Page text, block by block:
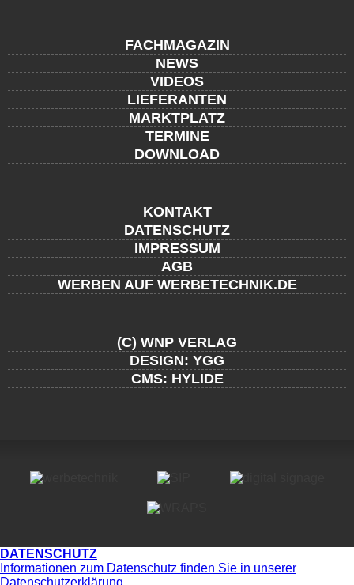
FACHMAGAZIN
NEWS
VIDEOS
LIEFERANTEN
MARKTPLATZ
TERMINE
DOWNLOAD
KONTAKT
DATENSCHUTZ
IMPRESSUM
AGB
WERBEN AUF WERBETECHNIK.DE
(C) WNP VERLAG
DESIGN: YGG
CMS: HYLIDE
DATENSCHUTZ
Informationen zum Datenschutz finden Sie in unserer
Datenschutzerklärung.